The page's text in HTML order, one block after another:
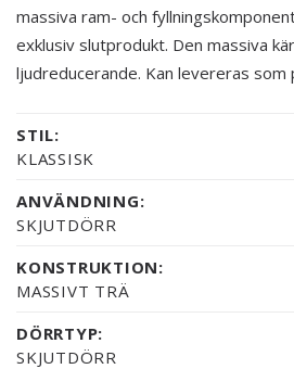
massiva ram- och
exklusiv slutprodukt. Den massiva
ljudreducerande. Kan levereras som
STIL:
KLASSISK
ANVÄNDNING:
SKJUTDÖRR
KONSTRUKTION:
MASSIVT TRÄ
DÖRRTYP:
SKJUTDÖRR